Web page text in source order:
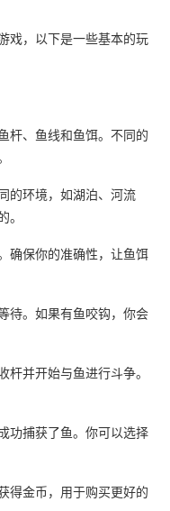
戏，以下是一些基本的玩
杆、鱼线和鱼饵。不同的
的环境，如湖泊、河流
确保你的准确性，让鱼饵
待。如果有鱼咬钩，你会
并开始与鱼进行斗争。
功捕获了鱼。你可以选择
得金币，用于购买更好的